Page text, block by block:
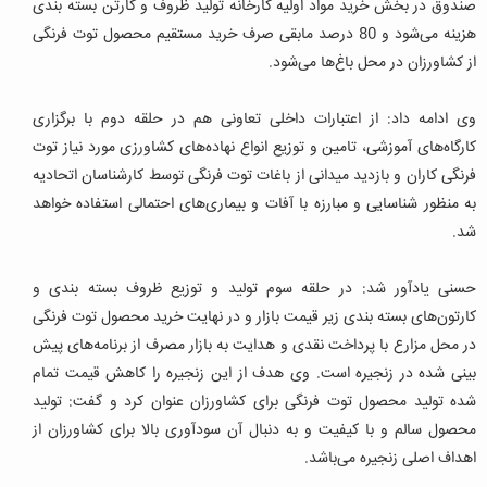
صندوق در بخش خرید مواد اولیه کارخانه تولید ظروف و کارتن بسته بندی
هزینه می‌شود و 80 درصد مابقی صرف خرید مستقیم محصول توت فرنگی
از کشاورزان در محل باغ‌ها می‌شود.
وی ادامه داد: از اعتبارات داخلی تعاونی هم در حلقه دوم با برگزاری
کارگاه‌های آموزشی، تامین و توزیع انواع نهاده‌های کشاورزی مورد نیاز توت
فرنگی کاران و بازدید میدانی از باغات توت فرنگی توسط کارشناسان اتحادیه
به منظور شناسایی و مبارزه با آفات و بیماری‌های احتمالی استفاده خواهد
شد.
حسنی یادآور شد: در حلقه سوم تولید و توزیع ظروف بسته بندی و
کارتون‌های بسته بندی زیر قیمت بازار و در نهایت خرید محصول توت فرنگی
در محل مزارع با پرداخت نقدی و هدایت به بازار مصرف از برنامه‌های پیش
بینی شده در زنجیره است. وی هدف از این زنجیره را کاهش قیمت تمام
شده تولید محصول توت فرنگی برای کشاورزان عنوان کرد و گفت: تولید
محصول سالم و با کیفیت و به دنبال آن سودآوری بالا برای کشاورزان از
اهداف اصلی زنجیره می‌باشد.